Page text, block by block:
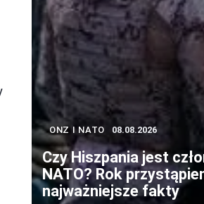
ONZ I NATO 08.08.2026
Czy Hiszpania jest
NATO? Rok
najważniejsze fakty